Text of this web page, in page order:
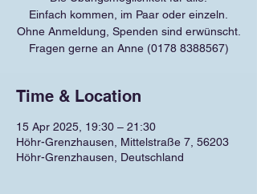
Einfach kommen, im Paar oder einzeln.
Ohne Anmeldung, Spenden sind erwünscht.
Fragen gerne an Anne (0178 8388567)
Time & Location
15 Apr 2025, 19:30 – 21:30
Höhr-Grenzhausen, Mittelstraße 7, 56203
Höhr-Grenzhausen, Deutschland